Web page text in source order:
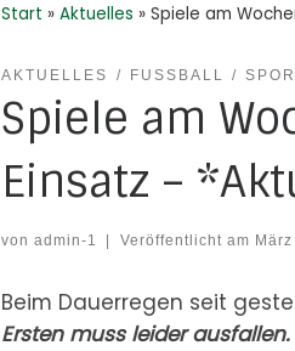
Start » Aktuelles » Spiele am
AKTUELLES FUSSBALL
Spiele am
Einsatz –
von admin-1 Veröffentlicht am
Beim Dauerregen seit
Ersten muss leider ausfallen.